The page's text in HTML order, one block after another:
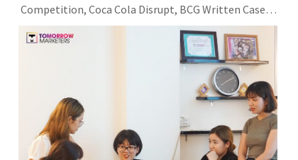
Competition, Coca Cola Disrupt, BCG Written Case…